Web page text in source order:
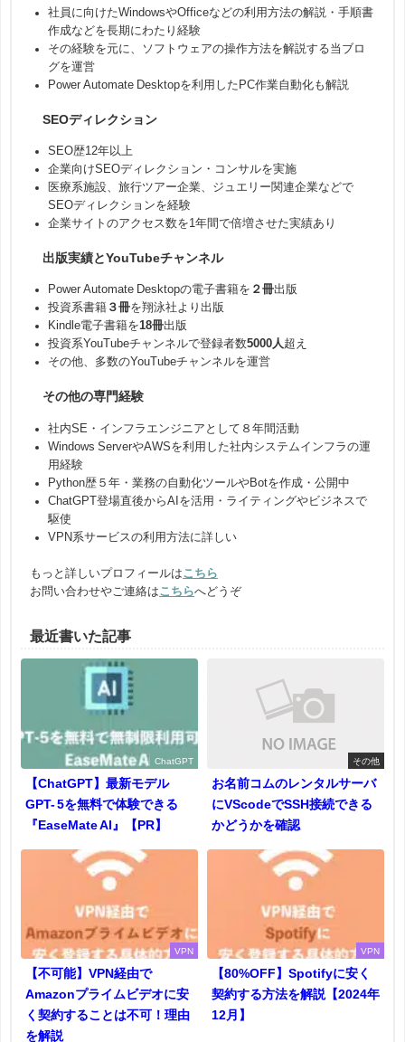
社員に向けたWindowsやOfficeなどの利用方法の解説・手順書
作成などを長期にわたり経験
その経験を元に、ソフトウェアの操作方法を解説する当ブロ
グを運営
Power Automate Desktopを利用したPC作業自動化も解説
SEOディレクション
SEO歴12年以上
企業向けSEOディレクション・コンサルを実施
医療系施設、旅行ツアー企業、ジュエリー関連企業などで
SEOディレクションを経験
企業サイトのアクセス数を1年間で倍増させた実績あり
出版実績とYouTubeチャンネル
Power Automate Desktopの電子書籍を ２冊出版
投資系書籍 ３冊を翔泳社より出版
Kindle電子書籍を18冊出版
投資系YouTubeチャンネルで登録者数5000人 超え
その他、多数のYouTubeチャンネルを運営
その他の専門経験
社内SE・インフラエンジニアとして８年間活動
Windows ServerやAWSを利用した社内システムインフラの運
用経験
Python歴５年・業務の自動化ツールやBotを作成・公開中
ChatGPT登場直後からAIを活用・ライティングやビジネスで
駆使
VPN系サービスの利用方法に詳しい
もっと詳しいプロフィールはこちら
お問い合わせやご連絡はこちらへどうぞ
最近書いた記事
ChatGPT
【ChatGPT】最新モデル
GPT- 5を無料で体験できる
『EaseMate AI』【PR】
その他
お名前コムのレンタルサーバ
にVScodeでSSH接続できる
かどうかを確認
VPN
【不可能】VPN経由で
Amazonプライムビデオに安
く契約することは不可！理由
を解説
VPN
【80%OFF】Spotifyに安く
契約する方法を解説【2024年
12月】